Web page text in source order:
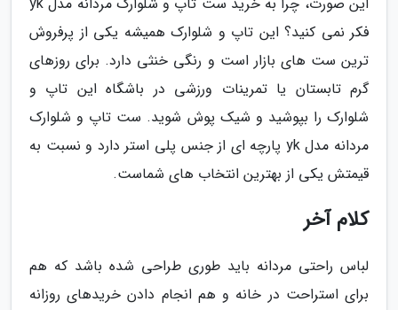
فکر نمی کنید؟ این تاپ و شلوارک همیشه یکی از پرفروش
ترین ست های بازار است و رنگی خنثی دارد. برای روزهای
گرم تابستان یا تمرینات ورزشی در باشگاه این تاپ و
شلوارک را بپوشید و شیک پوش شوید. ست تاپ و شلوارک
مردانه مدل yk پارچه ای از جنس پلی استر دارد و نسبت به
قیمتش یکی از بهترین انتخاب های شماست.
کلام آخر
لباس راحتی مردانه باید طوری طراحی شده باشد که هم
برای استراحت در خانه و هم انجام دادن خریدهای روزانه